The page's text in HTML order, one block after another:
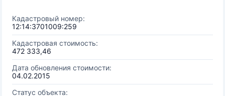
Кадастровый номер:
12:14:3701009:259
Кадастровая стоимость:
472 333,46
Дата обновления стоимости:
04.02.2015
Статус объекта: